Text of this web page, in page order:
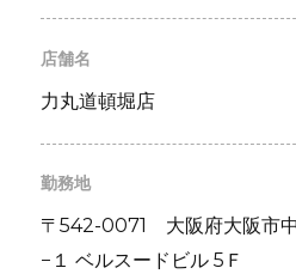
店舗名
力丸道頓堀店
勤務地
〒542-0071 大阪府大阪市
−１ ベルスードビル 5Ｆ